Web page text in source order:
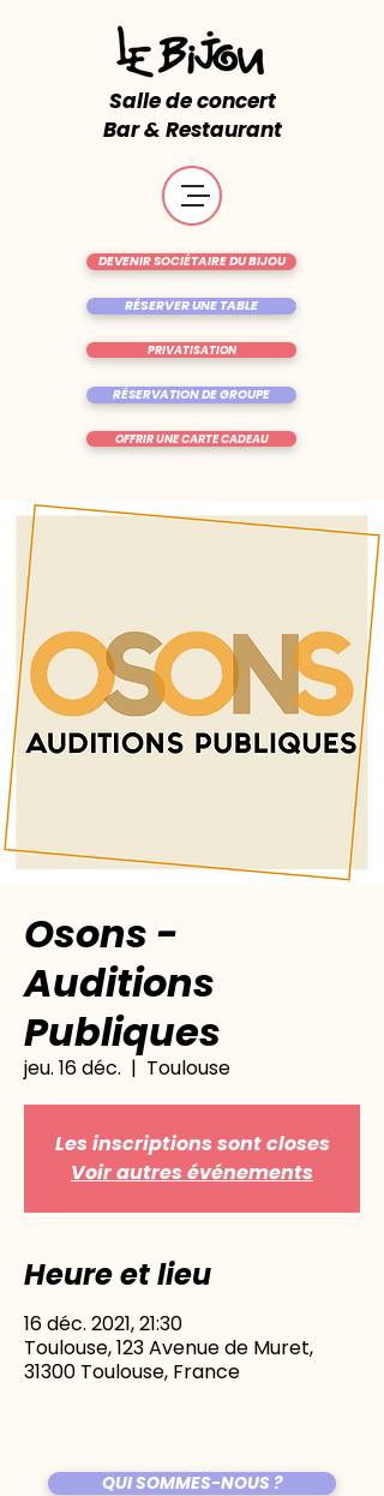
Salle de concert
Bar & Restaurant
RÉSERVER UNE TABLE
OFFRIR UNE CARTE CADEAU
DEVENIR SOCIÉTAIRE DU BIJOU
RÉSERVATION DE GROUPE
PRIVATISATION
Osons -
Auditions
Publiques
jeu. 16 déc.
  |
Toulouse
Les inscriptions sont closes
Voir autres événements
Heure et lieu
16 déc. 2021, 21:30
Toulouse, 123 Avenue de Muret,
31300 Toulouse, France
QUI SOMMES-NOUS ?